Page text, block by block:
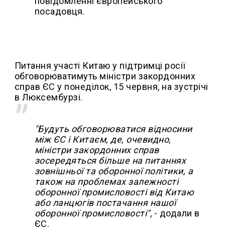
посадовця.
Питання участі Китаю у підтримці росії
обговорюватимуть міністри закордонних
справ ЄС у понеділок, 15 червня, на зустрічі
в Люксембурзі.
"Будуть обговорюватися відносини
між ЄС і Китаєм, де, очевидно,
міністри закордонних справ
зосередяться більше на питаннях
зовнішньої та оборонної політики, а
також на проблемах залежності
оборонної промисловості від Китаю
або ланцюгів постачання нашої
оборонної промисловості", - додали в
ЄС.